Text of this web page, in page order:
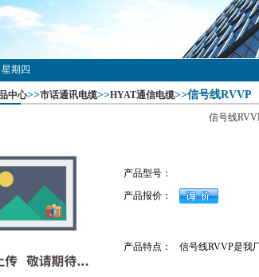
星期四
中心>>市话通讯电缆>>HYAT通信电缆>>信号线RVVP
信号线
产品型号：
产品报价：
产品特点： 信号线RVVP是我